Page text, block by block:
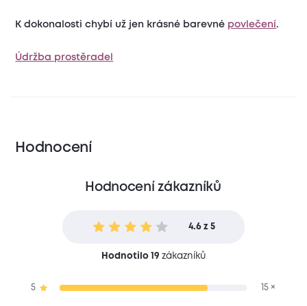
K dokonalosti chybí už jen krásné barevné povlečení.
Údržba prostěradel
Hodnocení
Hodnocení zákazníků
4.6 z 5
Hodnotilo 19 zákazníků
5 15 ×